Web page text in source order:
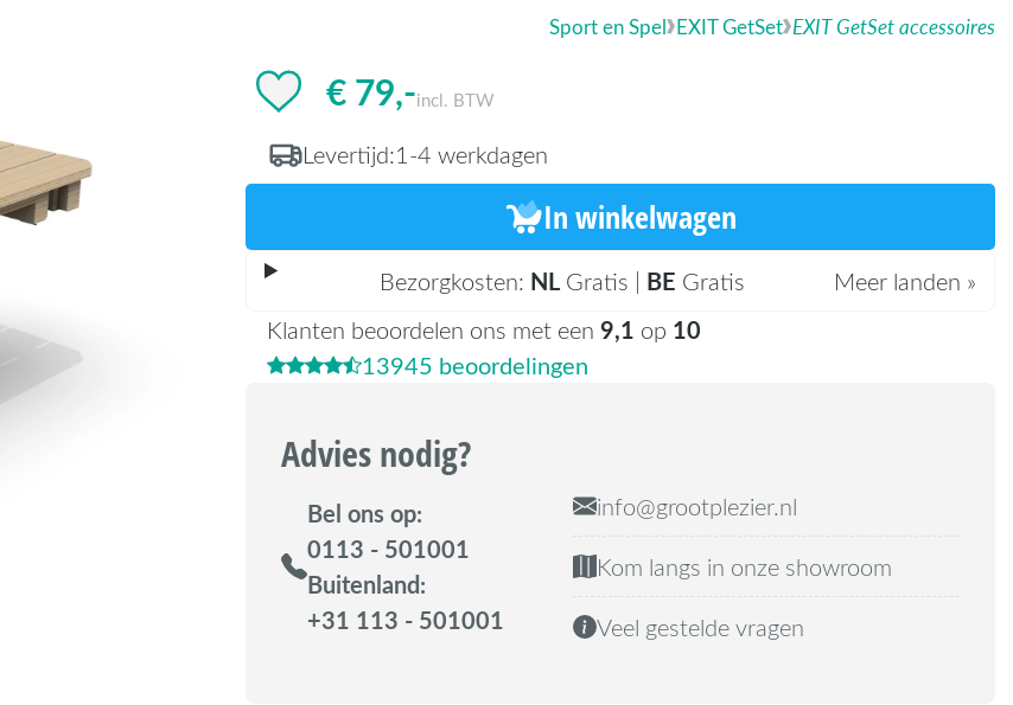
Sport en Spel EXIT GetSet EXIT GetSet accessoires
€ 79,-incl. BTW
Levertijd:1-4 werkdagen
In winkelwagen
Bezorgkosten: NLGratis | BE Gratis
Meer landen »
Klanten beoordelen ons met een 9,1 op 10
13945 beoordelingen
Advies nodig?
Bel ons op:
0113 - 501001
Buitenland:
+31 113 - 501001
info@grootplezier.nl
Kom langs in onze showroom
Veel gestelde vragen